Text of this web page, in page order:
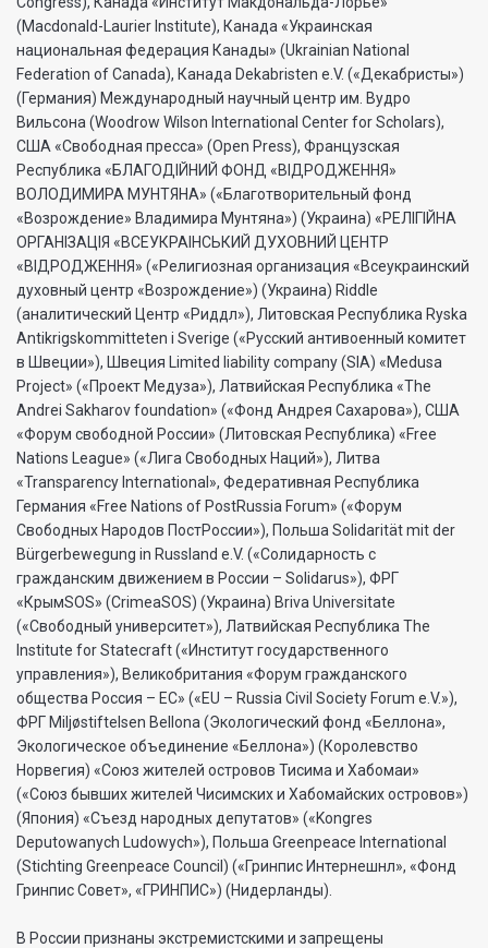
(Macdonald-Laurier Institute), Канада «Украинская
национальная федерация Канады» (Ukrainian National
Federation of Canada), Канада Dekabristen e.V. («Декабристы»)
(Германия) Международный научный центр им. Вудро
Вильсона (Woodrow Wilson International Center for Scholars),
США «Свободная пресса» (Open Press), Французская
Республика «БЛАГОДIЙНИЙ ФОНД «ВIДРОДЖЕННЯ»
ВОЛОДИМИРА МУНТЯНА» («Благотворительный фонд
«Возрождение» Владимира Мунтяна») (Украина) «РЕЛIГIЙНА
ОРГАНIЗАЦIЯ «ВСЕУКРАIНСЬКИЙ ДУХОВНИЙ ЦЕНТР
«ВIДРОДЖЕННЯ» («Религиозная организация «Всеукраинский
духовный центр «Возрождение») (Украина) Riddle
(аналитический Центр «Риддл»), Литовская Республика Ryska
Antikrigskommitteten i Sverige («Русский антивоенный комитет
в Швеции»), Швеция Limited liability company (SIA) «Medusa
Project» («Проект Медуза»), Латвийская Республика «The
Andrei Sakharov foundation» («Фонд Андрея Сахарова»), США
«Форум свободной России» (Литовская Республика) «Free
Nations League» («Лига Свободных Наций»), Литва
«Transparеncy International», Федеративная Республика
Германия «Free Nations of PostRussia Forum» («Форум
Свободных Народов ПостРоссии»), Польша Solidarität mit der
Bürgerbewegung in Russland e.V. («Солидарность с
гражданским движением в России – Solidarus»), ФРГ
«КрымSOS» (CrimeaSOS) (Украина) Briva Universitate
(«Свободный университет»), Латвийская Республика The
Institute for Statecraft («Институт государственного
управления»), Великобритания «Форум гражданского
общества Россия – ЕС» («EU – Russia Civil Society Forum e.V.»),
ФРГ Miljøstiftelsen Bellona (Экологический фонд «Беллона»,
Экологическое объединение «Беллона») (Королевство
Норвегия) «Союз жителей островов Тисима и Хабомаи»
(«Союз бывших жителей Чисимских и Хабомайских островов»)
(Япония) «Съезд народных депутатов» («Kongres
Deputowanych Ludowych»), Польша Greenpeace International
(Stichting Greenpeace Council) («Гринпис Интернешнл», «Фонд
Гринпис Совет», «ГРИНПИС») (Нидерланды).
В России признаны экстремистскими и запрещены